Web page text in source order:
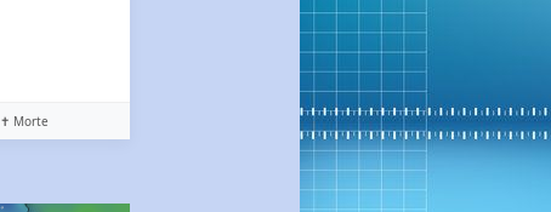
✝️ Morte